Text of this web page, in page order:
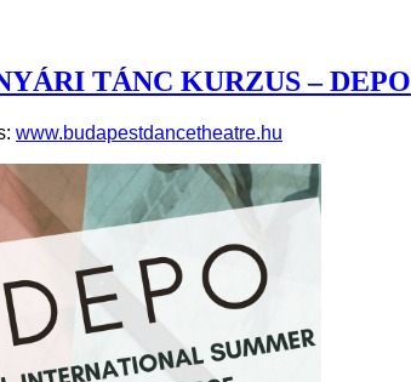
TÁNC KURZUS – DEPO
www.budapestdancetheatre.hu